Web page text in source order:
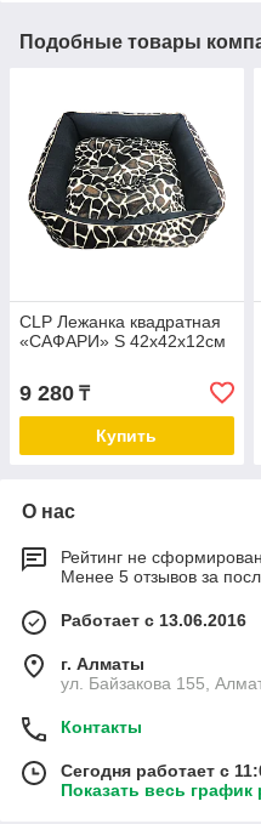
Подобные товары
CLP Лежанка квадратная
«САФАРИ» S 42х42х12см
9 280 ₸
Купить
О нас
Рейтинг не сформирован
Менее 5 отзывов за
Работает с 13.06.2016
г. Алматы
ул. Байзакова 155,
Контакты
Сегодня работает с
Показать весь график